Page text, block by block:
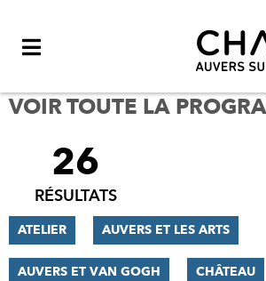
VOIR TOUTE LA
FILTRER
RÉSULTATS
26
RÉSULTATS
ATELIER AUVERS ET LES ARTS
AUVERS ET VAN GOGH CHÂTEAU